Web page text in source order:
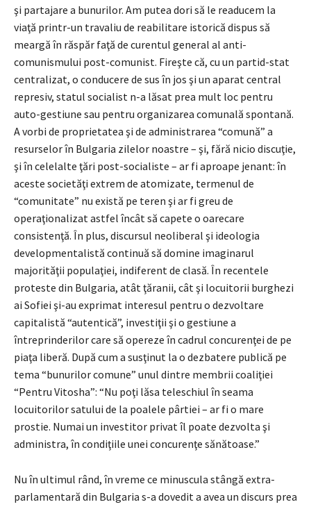
şi partajare a bunurilor. Am putea dori să le readucem la
viaţă printr-un travaliu de reabilitare istorică dispus să
meargă în răspăr faţă de curentul general al anti-
comunismului post-comunist. Fireşte că, cu un partid-stat
centralizat, o conducere de sus în jos şi un aparat central
represiv, statul socialist n-a lăsat prea mult loc pentru
auto-gestiune sau pentru organizarea comunală spontană.
A vorbi de proprietatea şi de administrarea “comună” a
resurselor în Bulgaria zilelor noastre – şi, fără nicio discuţie,
şi în celelalte ţări post-socialiste – ar fi aproape jenant: în
aceste societăţi extrem de atomizate, termenul de
“comunitate” nu există pe teren şi ar fi greu de
operaţionalizat astfel încât să capete o oarecare
consistenţă. În plus, discursul neoliberal şi ideologia
developmentalistă continuă să domine imaginarul
majorităţii populaţiei, indiferent de clasă. În recentele
proteste din Bulgaria, atât ţăranii, cât şi locuitorii burghezi
ai Sofiei şi-au exprimat interesul pentru o dezvoltare
capitalistă “autentică”, investiţii şi o gestiune a
întreprinderilor care să opereze în cadrul concurenţei de pe
piaţa liberă. După cum a susţinut la o dezbatere publică pe
tema “bunurilor comune” unul dintre membrii coaliţiei
“Pentru Vitosha”: “Nu poţi lăsa teleschiul în seama
locuitorilor satului de la poalele pârtiei – ar fi o mare
prostie. Numai un investitor privat îl poate dezvolta şi
administra, în condiţiile unei concurenţe sănătoase.”
Nu în ultimul rând, în vreme ce minuscula stângă extra-
parlamentară din Bulgaria s-a dovedit a avea un discurs prea